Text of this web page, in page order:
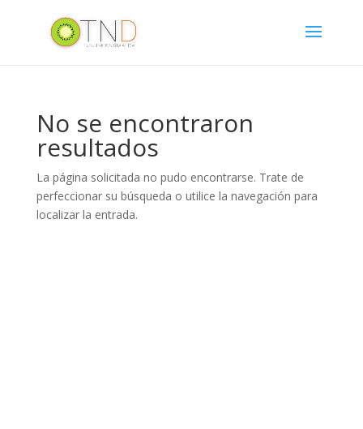
No se encontraron
resultados
La página solicitada no pudo encontrarse. Trate de
perfeccionar su búsqueda o utilice la navegación para
localizar la entrada.